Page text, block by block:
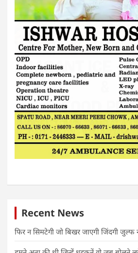
Recent News
फिर न सिमटेगी जो बिखर जाएगी जिंदगी जुल्फ